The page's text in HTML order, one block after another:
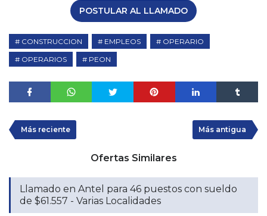
POSTULAR AL LLAMADO
CONSTRUCCION EMPLEOS
OPERARIO
OPERARIOS
PEON
Más reciente Más antigua
Ofertas Similares
Llamado en Antel para 46 puestos con sueldo
de $61.557 - Varias Localidades